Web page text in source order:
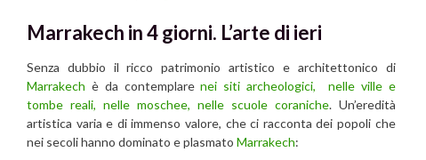
Marrakech in 4 giorni. L’arte di ieri
Senza dubbio il ricco patrimonio artistico e architettonico di
Marrakech è da contemplarenei siti archeologici, nelle ville e
tombe reali, nelle moschee, nelle scuole coraniche. Un’eredità
artistica varia e di immenso valore, che ci racconta dei popoli che
nei secoli hanno dominato e plasmato Marrakech: